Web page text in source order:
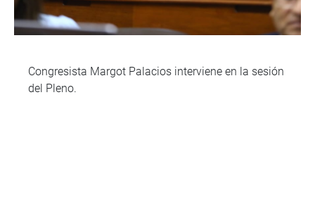
Congresista Margot Palacios interviene en la sesión
del Pleno.